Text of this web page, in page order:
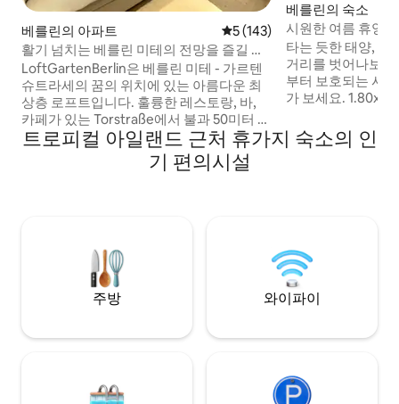
베를린의 아파트 평점 5점(5점 만점), 후기 143
5 (143)
활기 넘치는 베를린 미테의 전망을 즐길 수
있는 로프트!
LoftGartenBerlin은 베를린 미테 - 가르텐
슈트라세의 꿈의 위치에 있는 아름다운 최
상층 로프트입니다. 훌륭한 레스토랑, 바,
카페가 있는 Torstraße에서 불과 50미터 거
리에 활기찬 생활이 있습니다. 도보 거리 내
에 세계적으로 유명한 박물관 섬, 대성당, 라
이히스타그가 있습니다. 숨막히는 도시 전
속 완벽한 은신처.
베를린의 숙소
시원한 여름 휴양
스파 오아시스
타는 듯한 태양, 물
거리를 벗어나보
부터 보호되는 시
가 보세요.
요. 암막 커튼 뒤에는 75㎡의 절대적인 프라
이버시가 마련되
트로피컬 아일랜드 근처 휴가지 숙소의 인
기 편의시설
주방 와이파이